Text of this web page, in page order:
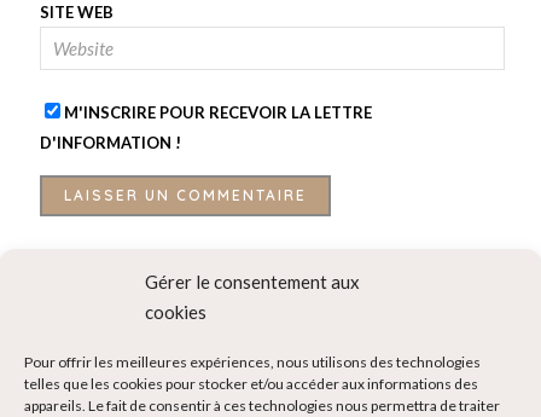
Gérer le consentement aux
cookies
Pour offrir les meilleures expériences, nous utilisons des technologies
telles que les cookies pour stocker et/ou accéder aux informations des
appareils. Le fait de consentir à ces technologies nous permettra de traiter
SITE WEB
M'INSCRIRE POUR RECEVOIR LA LETTRE
D'INFORMATION !
savoir plus sur la façon dont les données de vos
commentaires sont traitées